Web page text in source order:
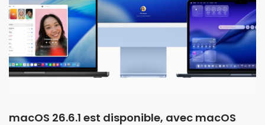
macOS 26.6.1 est disponible, avec macOS